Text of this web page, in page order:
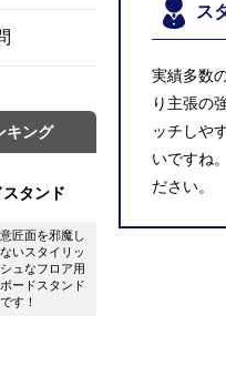
ス
実績多数
り主張の
ッチしや
いですね
ださい。
キング
タンド
意匠面を邪魔し
ないスタイリッ
シュなフロア用
ボードスタンド
です！